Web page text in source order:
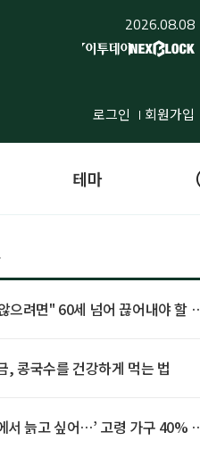
2026.08.08
로그인 회원가입
테마
으려면" 60세 넘어 끊어내야 할
, 콩국수를 건강하게 먹는 법
서 늙고 싶어…’ 고령 가구 40%